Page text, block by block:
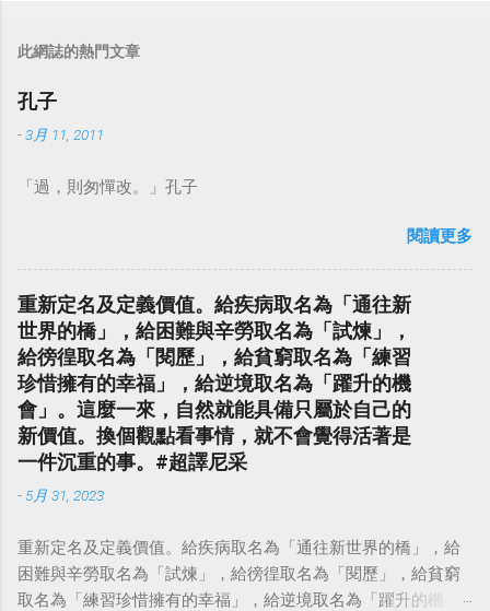
此網誌的熱門文章
孔子
-3月 11, 2011
「過，則匆憚改。」孔子
閱讀更多
重新定名及定義價值。給疾病取名為「通往新
世界的橋」，給困難與辛勞取名為「試煉」，
給徬徨取名為「閱歷」，給貧窮取名為「練習
珍惜擁有的幸福」，給逆境取名為「躍升的機
會」。這麼一來，自然就能具備只屬於自己的
新價值。換個觀點看事情，就不會覺得活著是
一件沉重的事。#超譯尼采
- 5月 31, 2023
重新定名及定義價值。給疾病取名為「通往新世界的橋」，給
困難與辛勞取名為「試煉」，給徬徨取名為「閱歷」，給貧窮
取名為「練習珍惜擁有的幸福」，給逆境取名為「躍升的機